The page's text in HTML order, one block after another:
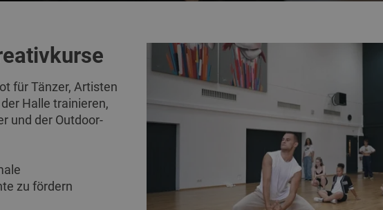
für Tänzer, Artisten
Halle trainieren,
und der Outdoor-
zu fördern